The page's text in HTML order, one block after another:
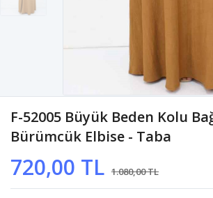
F-52005 Büyük Beden Kolu
Bürümcük Elbise - Taba
720,00 TL 1.080,00 TL